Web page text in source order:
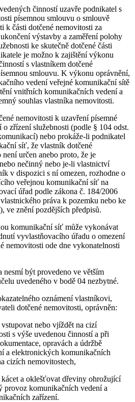
činností uzavře podnikatel s
písemnou smlouvu o smlouvě
k části dotčené nemovitosti za
výstavby a zaměření polohy
ke skutečně dotčené části
je možno k zajištění výkonu
s vlastníkem dotčené
smlouvu. K výkonu oprávnění,
vedení veřejné komunikační sítě
vnitřních komunikačních vedení a
souhlas vlastníka nemovitosti.
nemovitosti k uzavření písemné
zřízení služebnosti (podle § 104 odst.
nebo prokáže-li podnikatel
síť, že vlastník dotčené
určen anebo proto, že je
nečinný nebo je-li vlastnictví
v dispozici s ní omezen, rozhodne o
veřejnou komunikační síť na
úřad podle zákona č. 184/2006
práva k pozemku nebo ke
ve znění pozdějších předpisů.
komunikační síť může vykonávat
vyvlastňovacího úřadu o omezení
nemovitosti ode dne vykonatelnosti
nesmí být provedeno ve větším
uvedeného v bodě 04 nezbytné.
oznámení vlastníkovi,
dotčené nemovitosti, oprávněn:
nebo vjíždět na cizí
s výše uvedenou činností a při
opravách a údržbě
a elektronických komunikačních
cizích nemovitostech,
kácet a oklešťovat dřeviny ohrožující
provoz komunikačních vedení a
zařízení.